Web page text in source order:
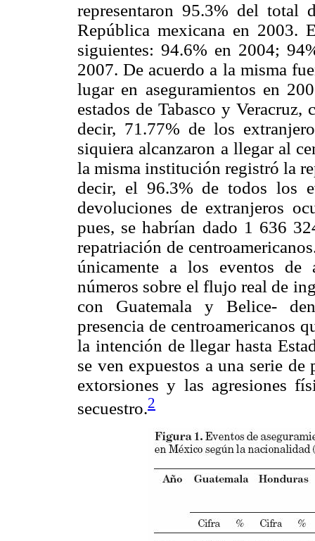
representaron 95.3% del total
República mexicana en 2003.
siguientes: 94.6% en 2004;
2007. De acuerdo a la misma
lugar en aseguramientos en
estados de Tabasco y
decir, 71.77% de los
siquiera alcanzaron a llegar al
la misma institución registró la
decir, el 96.3% de todos los
devoluciones de extranjeros
pues, se habrían dado 1 636
repatriación de
únicamente a los eventos de
números sobre el flujo real de
con Guatemala y Belice-
presencia de centroamericanos
la intención de llegar hasta
se ven expuestos a una serie
extorsiones y las agresiones
secuestro.2